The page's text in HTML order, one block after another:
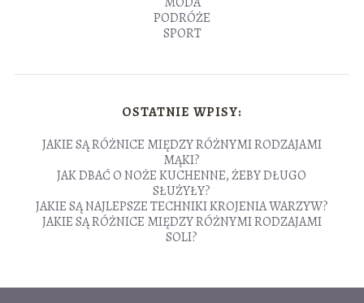
PODRÓŻE
SPORT
OSTATNIE WPISY:
JAKIE SĄ RÓŻNICE MIĘDZY RÓŻNYMI RODZAJAMI
MĄKI?
JAK DBAĆ O NOŻE KUCHENNE, ŻEBY DŁUGO
SŁUŻYŁY?
JAKIE SĄ NAJLEPSZE TECHNIKI KROJENIA WARZYW?
JAKIE SĄ RÓŻNICE MIĘDZY RÓŻNYMI RODZAJAMI
SOLI?